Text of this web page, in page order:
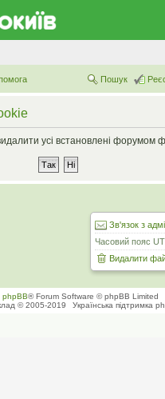
Пошук
усі встановлені форумом
Зв'язок з
Часовий пояс
Видалити
phpBB® Forum Software © phpBB Limited
© 2005-2019
Українська підтримка